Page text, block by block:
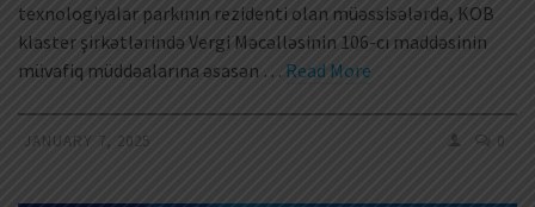
texnologiyalar parkının rezidenti olan müəssisələrdə, KOB
klaster şirkətlərində Vergi Məcəlləsinin 106-cı maddəsinin
müvafiq müddəalarına əsasən … Read More
JANUARY 7, 2025 0